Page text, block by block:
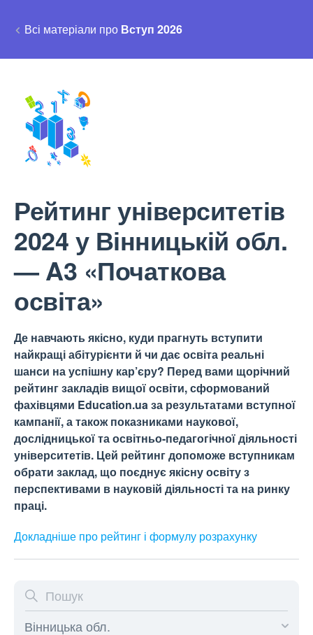
Всі матеріали про Вступ 2026
Рейтинг університетів
2024 у Вінницькій обл.
— A3 «Початкова
освіта»
Де навчають якісно, куди прагнуть вступити
найкращі абітурієнти й чи дає освіта реальні
шанси на успішну кар’єру? Перед вами щорічний
рейтинг закладів вищої освіти, сформований
фахівцями Education.ua за результатами вступної
кампанії, а також показниками наукової,
дослідницької та освітньо-педагогічної діяльності
університетів. Цей рейтинг допоможе вступникам
обрати заклад, що поєднує якісну освіту з
перспективами в науковій діяльності та на ринку
праці.
Докладніше про рейтинг і формулу розрахунку